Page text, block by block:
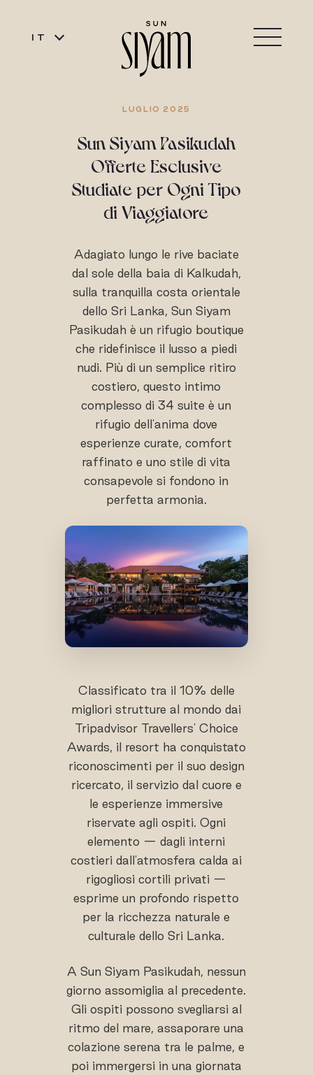
IT
LUGLIO 2025
Sun Siyam Pasikudah
Offerte Esclusive
Studiate per Ogni Tipo
di Viaggiatore
Adagiato lungo le rive baciate
dal sole della baia di Kalkudah,
sulla tranquilla costa orientale
dello Sri Lanka, Sun Siyam
Pasikudah è un rifugio boutique
che ridefinisce il lusso a piedi
nudi. Più di un semplice ritiro
costiero, questo intimo
complesso di 34 suite è un
rifugio dell'anima dove
esperienze curate, comfort
raffinato e uno stile di vita
consapevole si fondono in
perfetta armonia.
Classificato tra il 10% delle
migliori strutture al mondo dai
Tripadvisor Travellers' Choice
Awards, il resort ha conquistato
riconoscimenti per il suo design
ricercato, il servizio dal cuore e
le esperienze immersive
riservate agli ospiti. Ogni
elemento — dagli interni
costieri dall'atmosfera calda ai
rigogliosi cortili privati —
esprime un profondo rispetto
per la ricchezza naturale e
culturale dello Sri Lanka.
A Sun Siyam Pasikudah, nessun
giorno assomiglia al precedente.
Gli ospiti possono svegliarsi al
ritmo del mare, assaporare una
colazione serena tra le palme, e
poi immergersi in una giornata